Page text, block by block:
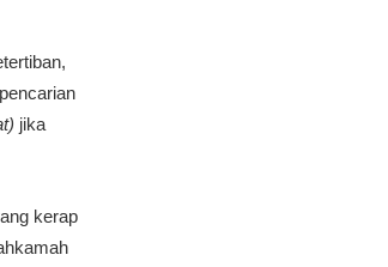
jika
kerap